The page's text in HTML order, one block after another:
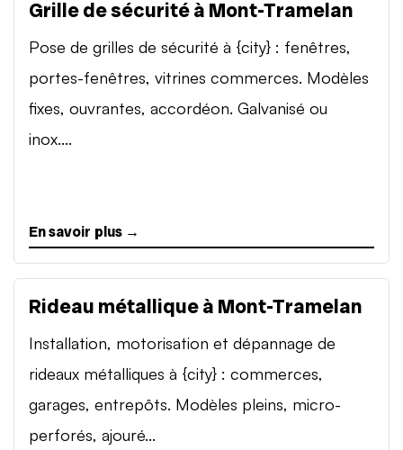
Grille de sécurité à Mont-Tramelan
Pose de grilles de sécurité à {city} : fenêtres,
portes-fenêtres, vitrines commerces. Modèles
fixes, ouvrantes, accordéon. Galvanisé ou
inox....
En savoir plus →
Rideau métallique à Mont-Tramelan
Installation, motorisation et dépannage de
rideaux métalliques à {city} : commerces,
garages, entrepôts. Modèles pleins, micro-
perforés, ajouré...